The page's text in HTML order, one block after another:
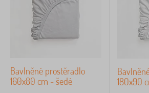
Bavlněné prostěradlo
160x80 cm - šedé
180x90